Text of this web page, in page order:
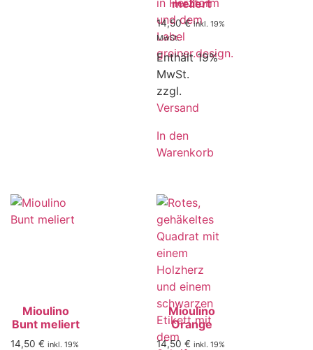
meliert
14,50€ inkl. 19%
MwSt.
Enthält 19%
MwSt.
zzgl.
Versand
In den
Warenkorb
Mioulino
Bunt meliert
14,50 € inkl. 19%
Mioulino
Orange
14,50 € inkl. 19%